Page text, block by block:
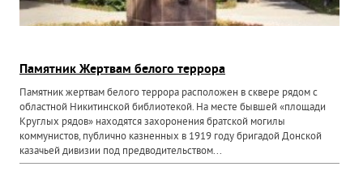
Памятник Жертвам белого террора
Памятник жертвам белого террора расположен в сквере рядом с
областной Никитинской библиотекой. На месте бывшей «площади
Круглых рядов» находятся захоронения братской могилы
коммунистов, публично казненных в 1919 году бригадой Донской
казачьей дивизии под предводительством...